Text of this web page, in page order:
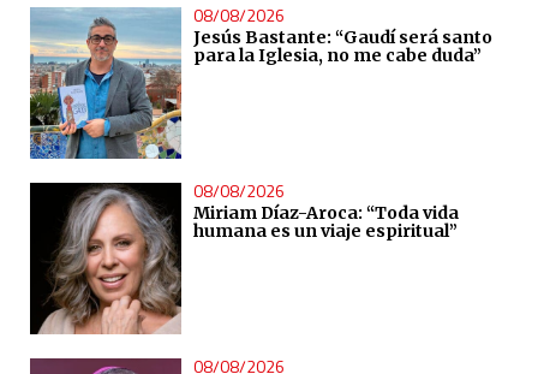
08/08/2026
Jesús Bastante: “Gaudí será santo
para la Iglesia, no me cabe duda”
08/08/2026
Miriam Díaz-Aroca: “Toda vida
humana es un viaje espiritual”
08/08/2026